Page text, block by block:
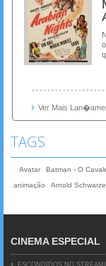
Ver Mais
TAGS
Avatar Batman - O
animação Arnold
CINEMA ESPECIAL